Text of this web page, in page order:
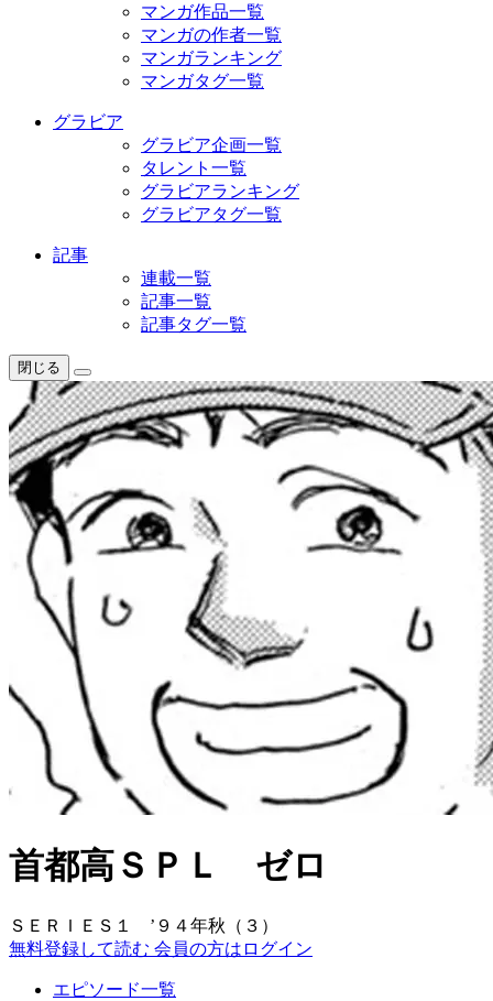
マンガ作品一覧
マンガの作者一覧
マンガランキング
マンガタグ一覧
グラビア
グラビア企画一覧
タレント一覧
グラビアランキング
グラビアタグ一覧
記事
連載一覧
記事一覧
記事タグ一覧
閉じる
首都高ＳＰＬ ゼロ
ＳＥＲＩＥＳ１ ’９４年秋（３）
無料登録して読む 会員の方はログイン
エピソード一覧